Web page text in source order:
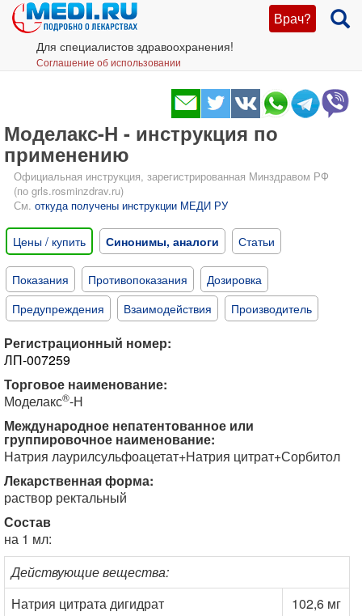
Врач?
Для специалистов здравоохранения!
Соглашение об использовании
Моделакс-Н - инструкция по
применению
Официальная инструкция, зарегистрированная Минздравом РФ
(по grls.rosminzdrav.ru)
См. откуда получены инструкции МЕДИ РУ
Цены / купить Синонимы, аналоги Статьи
Показания Противопоказания
Дозировка
Предупреждения
Взаимодействия Производитель
Регистрационный номер:
ЛП-007259
Торговое наименование:
Моделакс®-Н
Международное непатентованное или
группировочное наименование:
Натрия лаурилсульфоацетат+Натрия цитрат+Сорбитол
Лекарственная форма:
раствор ректальный
Состав
на 1 мл:
Действующие вещества:
Натрия цитрата дигидрат
102,6 мг